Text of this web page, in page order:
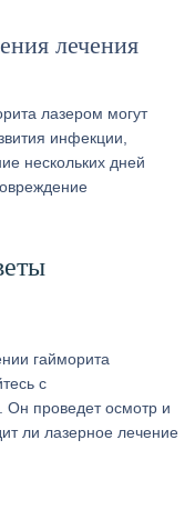
лечения
лазером могут
инфекции,
нескольких дней
гайморита
с
Он проведет осмотр и
ли лазерное лечение